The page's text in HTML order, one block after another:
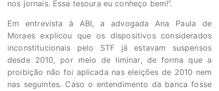
nos jornais. Essa tesoura eu conheço bem!”.
Em entrevista à ABI, a advogada Ana Paula de
Moraes explicou que os dispositivos considerados
inconstitucionais pelo STF já estavam suspensos
desde 2010, por meio de liminar, de forma que a
proibição não foi aplicada nas eleições de 2010 nem
nas seguintes. Caso o entendimento da banca fosse